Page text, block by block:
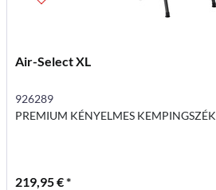
Air-Select XL
926289
PREMIUM KÉNYELMES KEMPINGSZÉK
219,95 € *